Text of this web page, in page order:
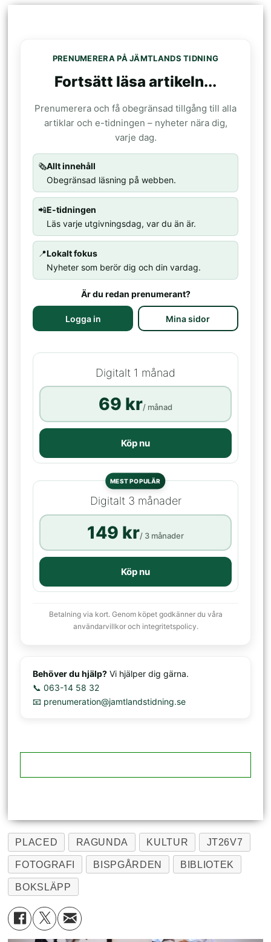
PRENUMERERA PÅ JÄMTLANDS TIDNING
Fortsätt läsa artikeln...
Prenumerera och få obegränsad tillgång till alla
artiklar och e-tidningen – nyheter nära dig,
varje dag.
🗞️Allt innehåll
Obegränsad läsning på webben.
📲E-tidningen
Läs varje utgivningsdag, var du än är.
📍Lokalt fokus
Nyheter som berör dig och din vardag.
Är du redan prenumerant?
Logga in Mina sidor
Digitalt 1 månad
69 kr/ månad
Köp nu
MEST POPULÄR
Digitalt 3 månader
149 kr/ 3 månader
Köp nu
Betalning via kort. Genom köpet godkänner du våra
användarvillkor och integritetspolicy.
Behöver du hjälp? Vi hjälper dig gärna.
📞 063-14 58 32
📧 prenumeration@jamtlandstidning.se
PLACED RAGUNDA KULTUR JT26V7
FOTOGRAFI BISPGÅRDEN BIBLIOTEK
BOKSLÄPP